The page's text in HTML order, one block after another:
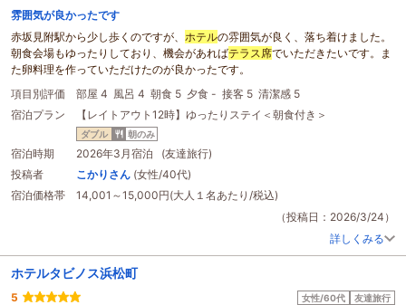
雰囲気が良かったです
赤坂見附駅から少し歩くのですが、 ホテルの雰囲気が良く、落ち着けました。
朝食会場もゆったりしており、機会があればテラス席でいただきたいです。ま
た卵料理を作っていただけたのが良かったです。
項目別評価
部屋 4 風呂 4 朝食 5 夕食 - 接客 5 清潔感 5
宿泊プラン
【レイトアウト12時】ゆったりステイ＜朝食付き＞
ダブル 朝のみ
宿泊時期
2026年3月宿泊 (友達旅行)
投稿者
こかりさん (女性/40代)
宿泊価格帯
14,001～15,000円(大人１名あたり/税込)
（投稿日：2026/3/24）
詳しくみる
ホテルタビノス浜松町
5 女性/60代 友達旅行